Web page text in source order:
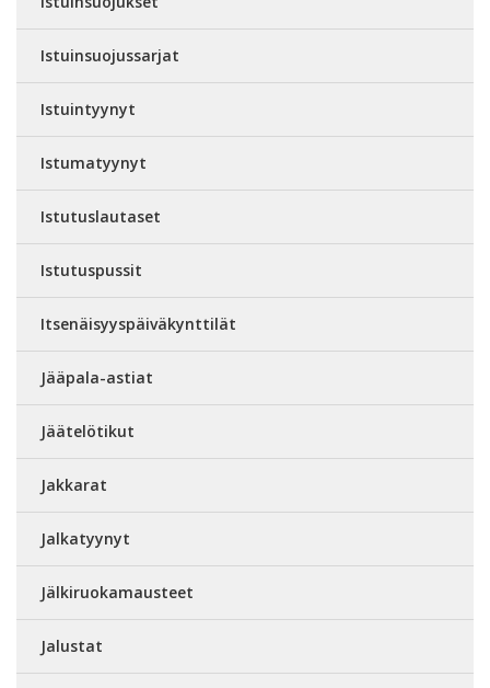
Istuinsuojussarjat
Istuintyynyt
Istumatyynyt
Istutuslautaset
Istutuspussit
Itsenäisyyspäiväkynttilät
Jääpala-astiat
Jäätelötikut
Jakkarat
Jalkatyynyt
Jälkiruokamausteet
Jalustat